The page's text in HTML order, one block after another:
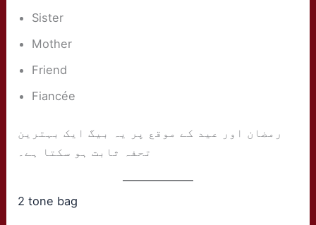
Sister
Mother
Friend
Fiancée
رمضان اور عید کے موقع پر یہ بیگ ایک بہترین
تحفہ ثابت ہو سکتا ہے۔
2 tone bag